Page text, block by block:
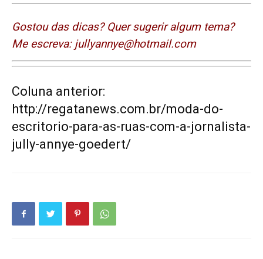
Gostou das dicas? Quer sugerir algum tema?
Me escreva: jullyannye@hotmail.com
Coluna anterior:
http://regatanews.com.br/moda-do-
escritorio-para-as-ruas-com-a-jornalista-
jully-annye-goedert/